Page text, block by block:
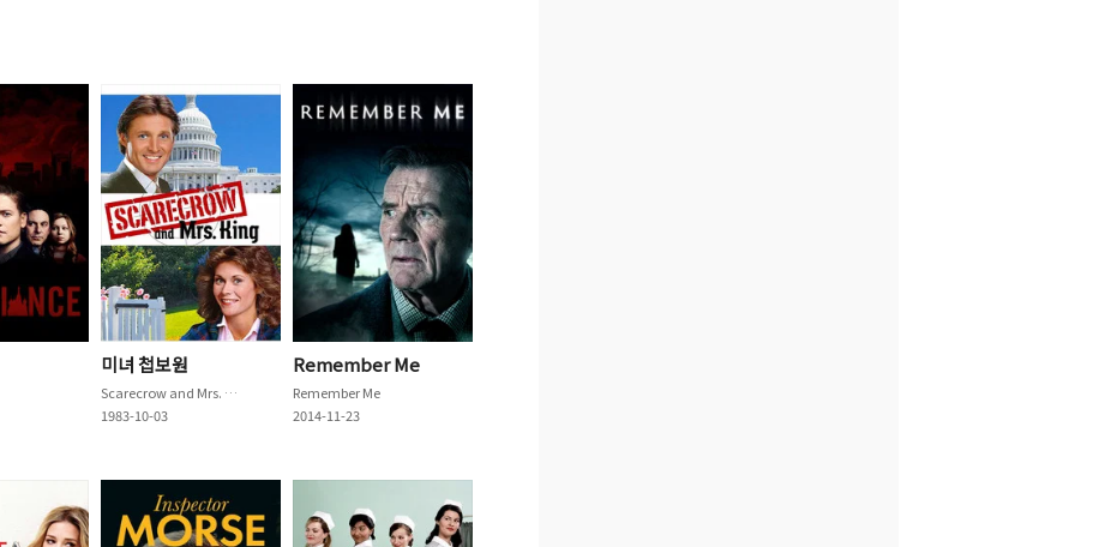
미녀 첩보원
Scarecrow and Mrs. King
1983-10-03
Remember Me
Remember Me
2014-11-23